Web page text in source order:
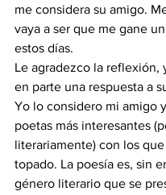
me considera su amigo.
vaya a ser que me gane
estos días.
Le agradezco la reflexión,
en parte una respuesta a
Yo lo considero mi amigo
poetas más interesantes
literariamente) con los
topado. La poesía es, sin
género literario que se